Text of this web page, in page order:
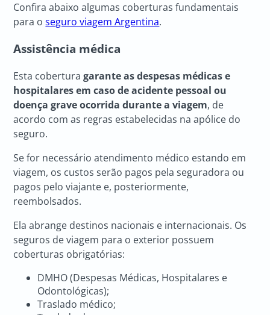
Confira abaixo algumas coberturas fundamentais
para oseguro viagem Argentina.
Assistência médica
Esta coberturagarante as despesas médicas e
hospitalares em caso de acidente pessoal ou
doença grave ocorrida durante a viagem, de
acordo com as regras estabelecidas na apólice do
seguro.
Se for necessário atendimento médico estando em
viagem, os custos serão pagos pela seguradora ou
pagos pelo viajante e, posteriormente,
reembolsados.
Ela abrange destinos nacionais e internacionais. Os
seguros de viagem para o exterior possuem
coberturas obrigatórias:
DMHO (Despesas Médicas, Hospitalares e
Odontológicas);
Traslado médico;